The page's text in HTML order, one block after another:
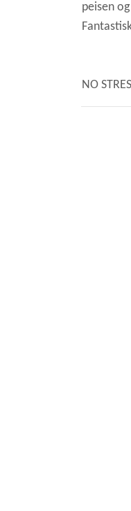
peisen
NO